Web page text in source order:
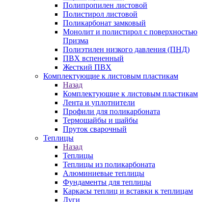
Полипропилен листовой
Полистирол листовой
Поликарбонат замковый
Монолит и полистирол с поверхностью
Призма
Полиэтилен низкого давления (ПНД)
ПВХ вспененный
Жесткий ПВХ
Комплектующие к листовым пластикам
Назад
Комплектующие к листовым пластикам
Лента и уплотнители
Профили для поликарбоната
Термошайбы и шайбы
Пруток сварочный
Теплицы
Назад
Теплицы
Теплицы из поликарбоната
Алюминиевые теплицы
Фундаменты для теплицы
Каркасы теплиц и вставки к теплицам
Дуги